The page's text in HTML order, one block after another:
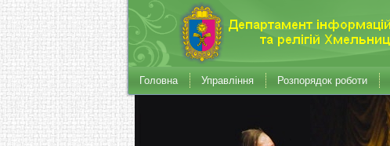
Головна Управління Розпорядок роботи